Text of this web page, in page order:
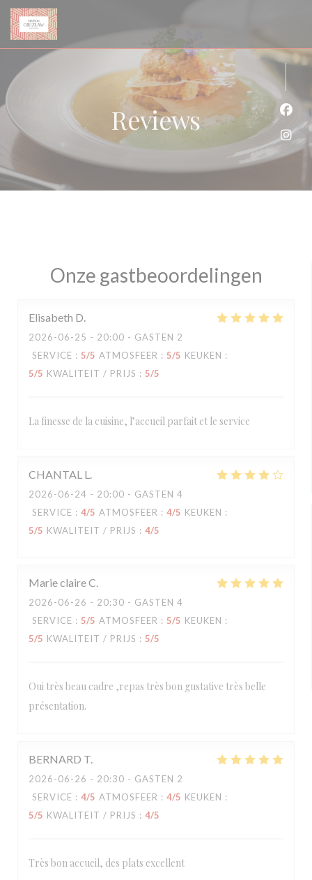
Cookies beheer paneel
Reviews
Onze gastbeoordelingen
Elisabeth D
2026-06-25 - 20:00 - GASTEN 2
SERVICE : 5/5 ATMOSFEER : 5/5 KEUKEN :
5/5 KWALITEIT / PRIJS : 5/5
La finesse de la cuisine, l’accueil parfait et le service
CHANTAL L
2026-06-24 - 20:00 - GASTEN 4
SERVICE : 4/5 ATMOSFEER : 4/5 KEUKEN :
5/5 KWALITEIT / PRIJS : 4/5
Marie claireC
2026-06-26 - 20:30 - GASTEN 4
SERVICE : 5/5 ATMOSFEER : 5/5 KEUKEN :
5/5 KWALITEIT / PRIJS : 5/5
Oui très beau cadre ,repas très bon gustative très belle
présentation.
BERNARD T
2026-06-26 - 20:30 - GASTEN 2
SERVICE : 4/5 ATMOSFEER : 4/5 KEUKEN :
5/5 KWALITEIT / PRIJS : 4/5
Très bon accueil, des plats excellent